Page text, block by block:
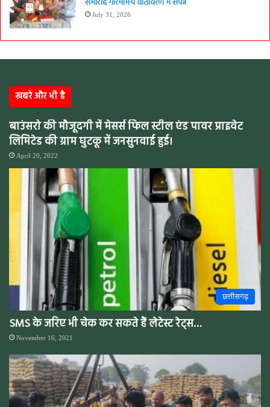
July 31, 2026
खबरे और भी है
बाउंसरो की मौजूदगी में मेसर्स फिल स्टील एंड पावर प्राइवेट
लिमिटेड की ग्राम घुटकू में जनसुनवाई हुई।
April 20, 2022
छत्तीसगढ़
SMS के जरिए भी चेक कर सकते हैं लेटेस्ट रेट्स…
November 16, 2021